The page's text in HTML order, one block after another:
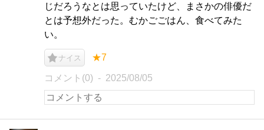
じだろうなとは思っていたけど、まさかの俳優だ
とは予想外だった。むかごごはん、食べてみた
い。
ナイス ★7
コメント(0) 2025/08/05